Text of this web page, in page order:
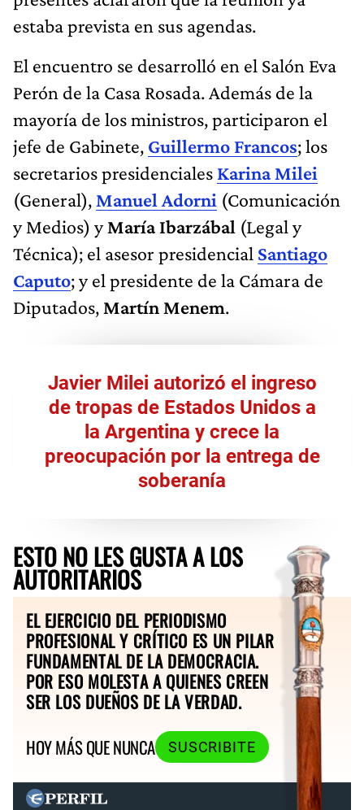
estaba prevista en sus agendas.
El encuentro se desarrolló en el Salón Eva
Perón de la Casa Rosada. Además de la
mayoría de los ministros, participaron el
jefe de Gabinete, Guillermo Francos; los
secretarios presidenciales Karina Milei
(General), Manuel Adorni (Comunicación
y Medios) yMaría Ibarzábal (Legal y
Técnica); el asesor presidencial Santiago
Caputo; y el presidente de la Cámara de
Diputados, Martín Menem.
Javier Milei autorizó el ingreso
de tropas de Estados Unidos a
la Argentina y crece la
preocupación por la entrega de
soberanía
ESTO NO LES GUSTA A LOS
AUTORITARIOS
EL EJERCICIO DEL PERIODISMO
PROFESIONAL Y CRÍTICO ES UN PILAR
FUNDAMENTAL DE LA DEMOCRACIA.
POR ESO MOLESTA A QUIENES CREEN
SER LOS DUEÑOS DE LA VERDAD.
HOY MÁS QUE NUNCA
SUSCRIBITE